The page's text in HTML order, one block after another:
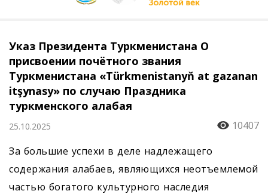
Указ Президента Туркменистана О
присвоении почётного звания
Туркменистана «Türkmenistanyň at gazanan
itşynasy» по случаю Праздника
туркменского алабая
25.10.2025
10407
За большие успехи в деле надлежащего
содержания алабаев, являющихся неотъемлемой
частью богатого культурного наследия